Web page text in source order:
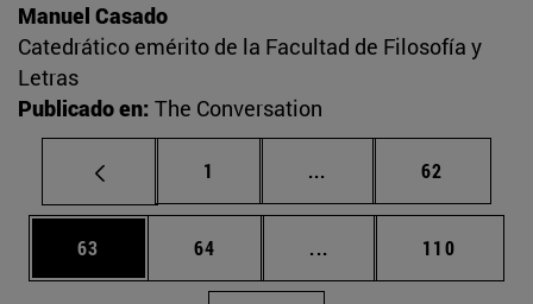
Manuel Casado
Catedrático emérito de la Facultad de Filosofía y
Letras
Publicado en: The Conversation
Página
1 ... Páginas intermedias
Página
62
Página
63 Página
64 ... Páginas intermedias
Página
110